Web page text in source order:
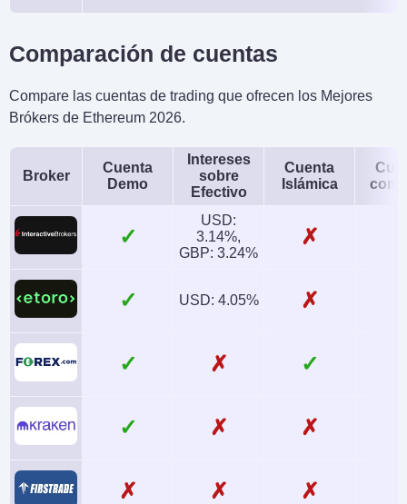
Comparación de cuentas
Compare las cuentas de trading que ofrecen los Mejores
Brókers de Ethereum 2026.
Broker
Cuenta
Demo
Intereses
sobre
Efectivo
Cuenta
Islámica
✓
USD:
3.14%,
GBP: 3.24%
✗
✓ USD: 4.05% ✗
✓ ✗ ✓
✓ ✗ ✗
✗ ✗ ✗